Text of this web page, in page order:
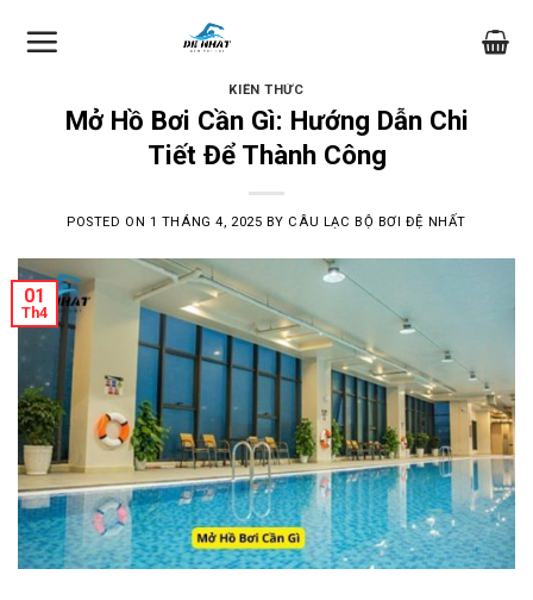
KIẾN THỨC
Mở Hồ Bơi Cần Gì: Hướng Dẫn Chi
Tiết Để Thành Công
POSTED ON 1 THÁNG 4, 2025 BY CÂU LẠC BỘ BƠI ĐỆ NHẤT
01
Th4